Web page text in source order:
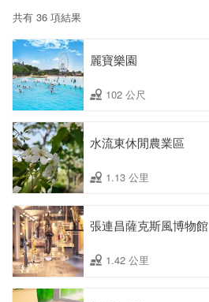
共有 36 項結果
麗寶樂園
102 公尺
水流東休閒農業區
1.13 公里
張連昌薩克斯風博物館
1.42 公里